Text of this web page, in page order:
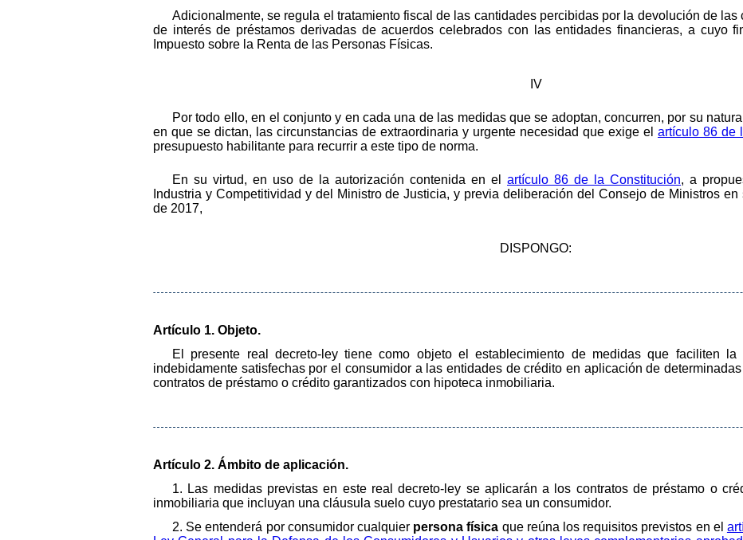
Adicionalmente, se regula el tratamiento fiscal de las cantidades percibidas por la devolución de
de interés de préstamos derivadas de acuerdos celebrados con las entidades financieras, a cuyo
Impuesto sobre la Renta de las Personas Físicas.
IV
Por todo ello, en el conjunto y en cada una de las medidas que se adoptan, concurren, por su
en que se dictan, las circunstancias de extraordinaria y urgente necesidad que exige el artículo 86 de
presupuesto habilitante para recurrir a este tipo de norma.
En su virtud, en uso de la autorización contenida en el artículo 86 de la Constitución, a
Industria y Competitividad y del Ministro de Justicia, y previa deliberación del Consejo de Ministros
de 2017,
DISPONGO:
Artículo 1. Objeto.
El presente real decreto-ley tiene como objeto el establecimiento de medidas que faciliten
indebidamente satisfechas por el consumidor a las entidades de crédito en aplicación de
contratos de préstamo o crédito garantizados con hipoteca inmobiliaria.
Artículo 2. Ámbito de aplicación.
1. Las medidas previstas en este real decreto-ley se aplicarán a los contratos de préstamo o
inmobiliaria que incluyan una cláusula suelo cuyo prestatario sea un consumidor.
2. Se entenderá por consumidor cualquier persona física que reúna los requisitos previstos en el